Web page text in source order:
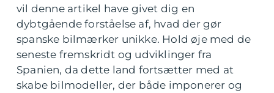
vil denne artikel have givet dig en
dybtgående forståelse af, hvad der gør
spanske bilmærker unikke. Hold øje med de
seneste fremskridt og udviklinger fra
Spanien, da dette land fortsætter med at
skabe bilmodeller, der både imponerer og